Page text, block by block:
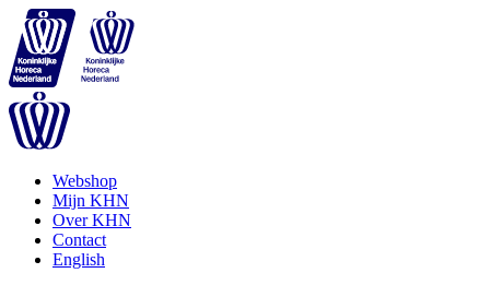
Webshop
Mijn KHN
Over KHN
Contact
English